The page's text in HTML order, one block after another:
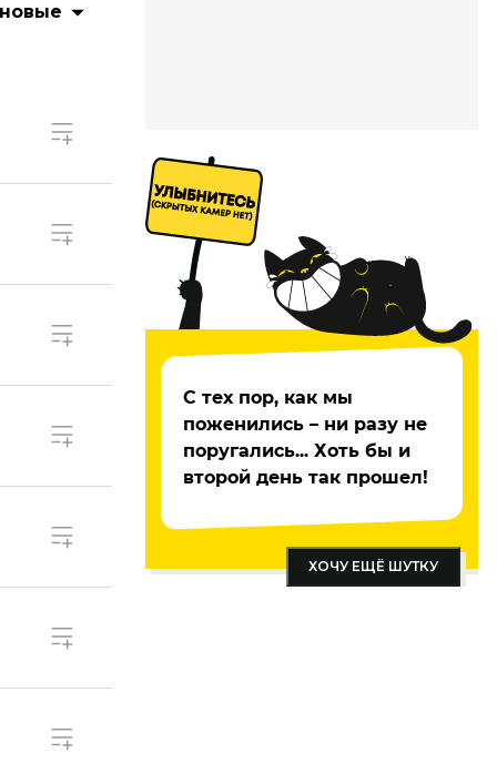
С тех пор, как мы
поженились – ни разу не
поругались... Хоть бы и
второй день так прошел!
ХОЧУ ЕЩЁ ШУТКУ